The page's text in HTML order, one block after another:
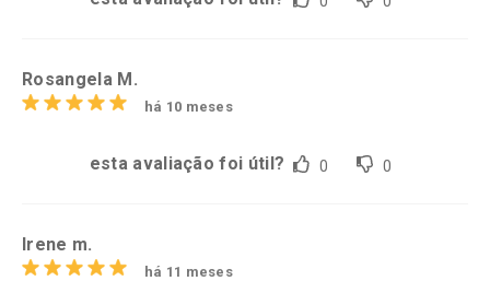
Rosangela M.
há 10 meses
esta avaliação foi útil? 0 0
Irene m.
há 11 meses